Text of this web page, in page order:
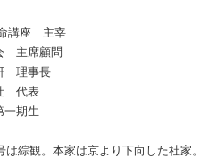
講座 主宰
主席顧問
理事長
代表
期生
綜観。本家は京より下向した社家。